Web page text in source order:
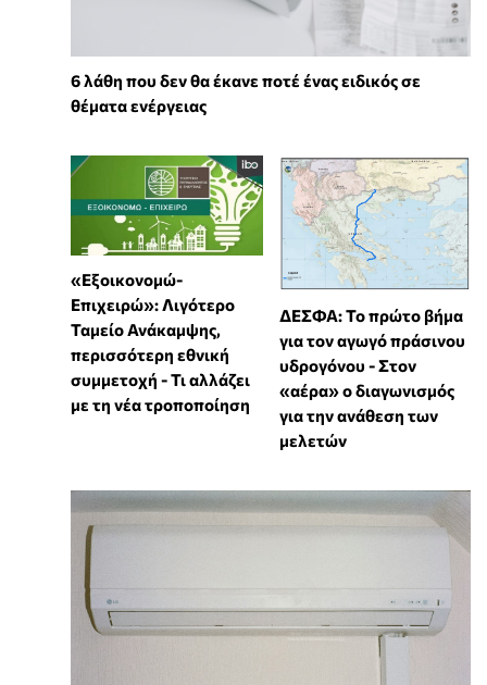
6 λάθη που δεν θα έκανε ποτέ ένας ειδικός σε
θέματα ενέργειας
«Εξοικονομώ-
Επιχειρώ»: Λιγότερο
Ταμείο Ανάκαμψης,
περισσότερη εθνική
συμμετοχή - Τι αλλάζει
με τη νέα τροποποίηση
ΔΕΣΦΑ: Το πρώτο βήμα
για τον αγωγό πράσινου
υδρογόνου - Στον
«αέρα» ο διαγωνισμός
για την ανάθεση των
μελετών